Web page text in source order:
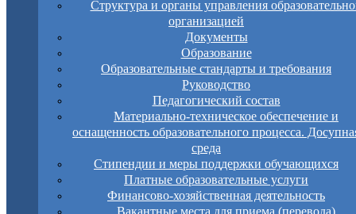
Структура и органы управления
организацией
Документы
Образование
Образовательные стандарты и требования
Руководство
Педагогический состав
Материально-техническое обеспечение и
оснащенность образовательного процесса.
среда
Стипендии и меры поддержки обучающихся
Платные образовательные услуги
Финансово-хозяйственная деятельность